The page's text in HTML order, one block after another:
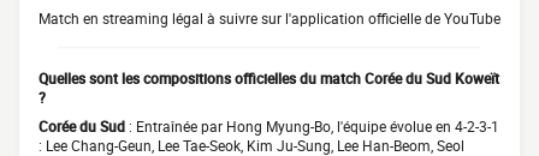
Match en streaming légal à suivre sur l'application officielle de YouTube
Quelles sont les compositions officielles du match Corée du Sud Koweït
?
Corée du Sud : Entraînée par Hong Myung-Bo, l'équipe évolue en 4-2-3-1
: Lee Chang-Geun, Lee Tae-Seok, Kim Ju-Sung, Lee Han-Beom, Seol